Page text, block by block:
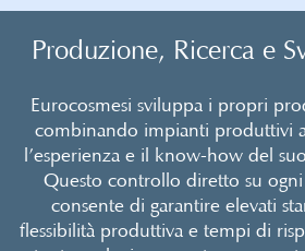
Produzione, Ricerca e
Eurocosmesi sviluppa i propri
combinando impianti produttivi
l’esperienza e il know-how del
Questo controllo diretto su ogni
consente di garantire elevati
flessibilità produttiva e tempi di